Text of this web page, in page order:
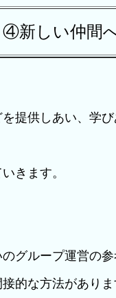
④新しい仲間
提供しあい、学び
きます。
グループ運営の参
的な方法がありま